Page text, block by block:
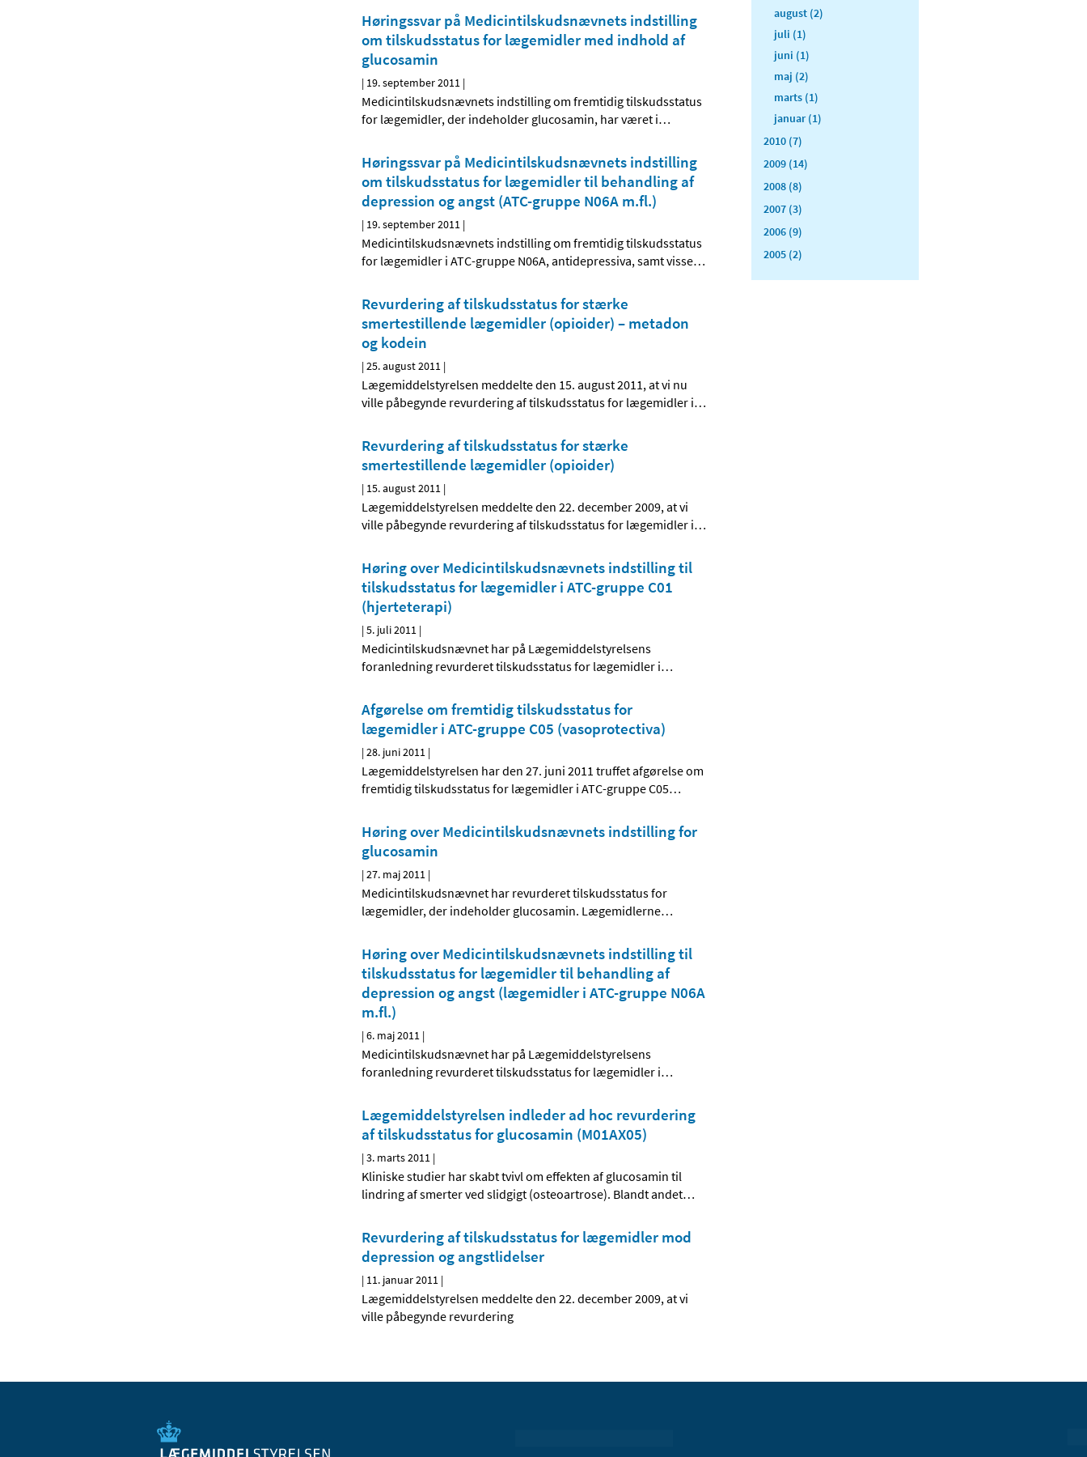
Høringssvar på Medicintilskudsnævnets indstilling
om tilskudsstatus for lægemidler med indhold af
glucosamin
| 19. september 2011 |
Medicintilskudsnævnets indstilling om fremtidig tilskudsstatus
for lægemidler, der indeholder glucosamin, har været i…
Høringssvar på Medicintilskudsnævnets indstilling
om tilskudsstatus for lægemidler til behandling af
depression og angst (ATC-gruppe N06A m.fl.)
| 19. september 2011 |
Medicintilskudsnævnets indstilling om fremtidig tilskudsstatus
for lægemidler i ATC-gruppe N06A, antidepressiva, samt visse…
Revurdering af tilskudsstatus for stærke
smertestillende lægemidler (opioider) – metadon
og kodein
|25. august 2011 |
Lægemiddelstyrelsen meddelte den 15. august 2011, at vi nu
ville påbegynde revurdering af tilskudsstatus for lægemidler i…
Revurdering af tilskudsstatus for stærke
smertestillende lægemidler (opioider)
| 15. august 2011 |
Lægemiddelstyrelsen meddelte den 22. december 2009, at vi
ville påbegynde revurdering af tilskudsstatus for lægemidler i…
Høring over Medicintilskudsnævnets indstilling til
tilskudsstatus for lægemidler i ATC-gruppe C01
(hjerteterapi)
|5. juli 2011 |
Medicintilskudsnævnet har på Lægemiddelstyrelsens
foranledning revurderet tilskudsstatus for lægemidler i…
Afgørelse om fremtidig tilskudsstatus for
lægemidler i ATC-gruppe C05 (vasoprotectiva)
|28. juni 2011 |
Lægemiddelstyrelsen har den 27. juni 2011 truffet afgørelse om
fremtidig tilskudsstatus for lægemidler i ATC-gruppe C05…
Høring over Medicintilskudsnævnets indstilling for
glucosamin
|27. maj 2011 |
Medicintilskudsnævnet har revurderet tilskudsstatus for
lægemidler, der indeholder glucosamin. Lægemidlerne…
Høring over Medicintilskudsnævnets indstilling til
tilskudsstatus for lægemidler til behandling af
depression og angst (lægemidler i ATC-gruppe N06A
m.fl.)
|6. maj 2011 |
Medicintilskudsnævnet har på Lægemiddelstyrelsens
foranledning revurderet tilskudsstatus for lægemidler i…
Lægemiddelstyrelsen indleder ad hoc revurdering
af tilskudsstatus for glucosamin (M01AX05)
|3. marts 2011 |
Kliniske studier har skabt tvivl om effekten af glucosamin til
lindring af smerter ved slidgigt (osteoartrose). Blandt andet…
Revurdering af tilskudsstatus for lægemidler mod
depression og angstlidelser
| 11. januar 2011 |
Lægemiddelstyrelsen meddelte den 22. december 2009, at vi
ville påbegynde revurdering
august (2)
juli (1)
juni (1)
maj (2)
marts (1)
januar (1)
2010 (7)
2009 (14)
2008 (8)
2007 (3)
2006 (9)
2005 (2)